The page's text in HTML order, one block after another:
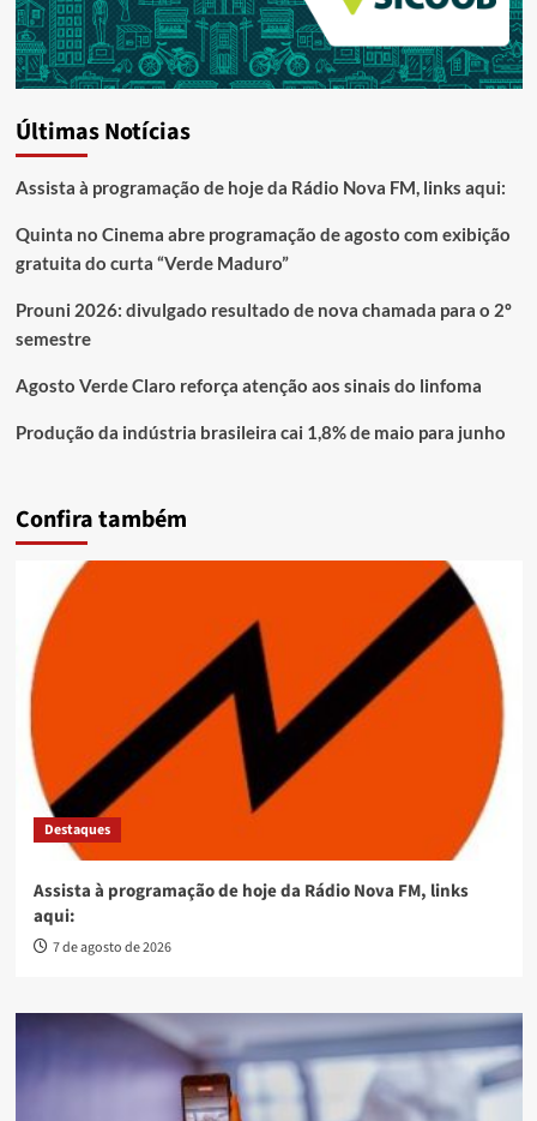
Últimas Notícias
Assista à programação de hoje da Rádio Nova FM, links aqui:
Quinta no Cinema abre programação de agosto com exibição
gratuita do curta “Verde Maduro”
Prouni 2026: divulgado resultado de nova chamada para o 2º
semestre
Agosto Verde Claro reforça atenção aos sinais do linfoma
Produção da indústria brasileira cai 1,8% de maio para junho
Confira também
Destaques
Assista à programação de hoje da Rádio Nova FM, links
aqui:
7 de agosto de 2026